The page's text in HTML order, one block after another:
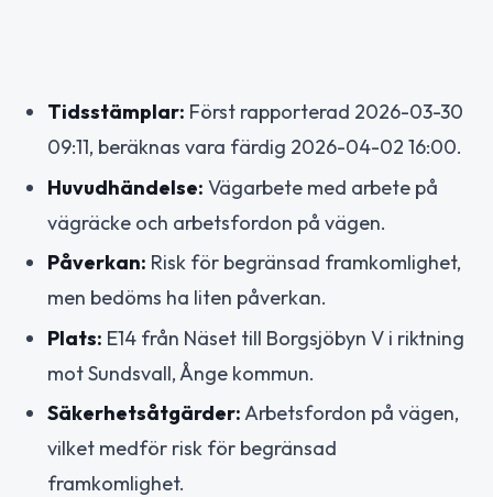
Tidsstämplar: Först rapporterad 2026-03-30
09:11, beräknas vara färdig 2026-04-02 16:00.
Huvudhändelse: Vägarbete med arbete på
vägräcke och arbetsfordon på vägen.
Påverkan: Risk för begränsad framkomlighet,
men bedöms ha liten påverkan.
Plats: E14 från Näset till Borgsjöbyn V i riktning
mot Sundsvall, Ånge kommun.
Säkerhetsåtgärder:Arbetsfordon på vägen,
vilket medför risk för begränsad
framkomlighet.